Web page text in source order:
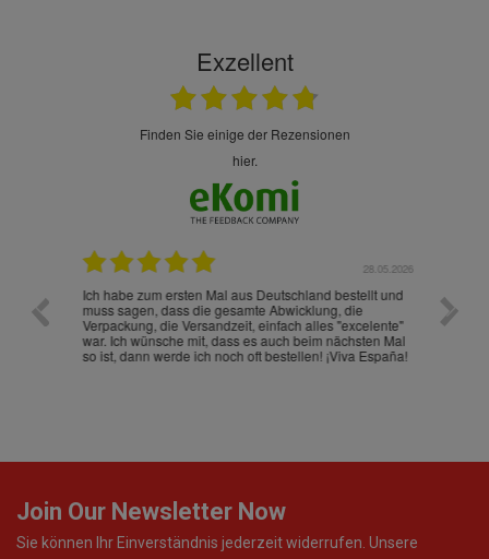
Exzellent
finden Sie einige der Rezensionen
hier.
28.05.2026
Ich habe zum ersten Mal aus Deutschland bestellt und
muss sagen, dass die gesamte Abwicklung, die
Verpackung, die Versandzeit, einfach alles "excelente"
war. Ich wünsche mit, dass es auch beim nächsten Mal
so ist, dann werde ich noch oft bestellen! ¡Viva España!
Die
gut
ist
Join Our Newsletter Now
Sie können Ihr Einverständnis jederzeit widerrufen. Unsere